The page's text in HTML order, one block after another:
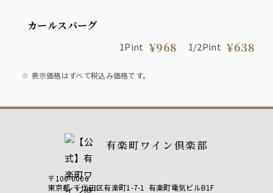
カールスバーグ
1Pint ¥968 1/2Pint ¥638
表示価格はすべて税込み価格です。
有楽町ワイン倶楽部
〒100-0006
東京都 千代田区有楽町1-7-1 有楽町電気ビルB1F